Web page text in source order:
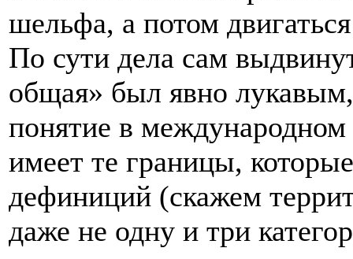
шельфа, а потом
По сути дела сам
общая» был явно
понятие в международном
имеет те границы,
дефиниций (скажем
даже не одну и три